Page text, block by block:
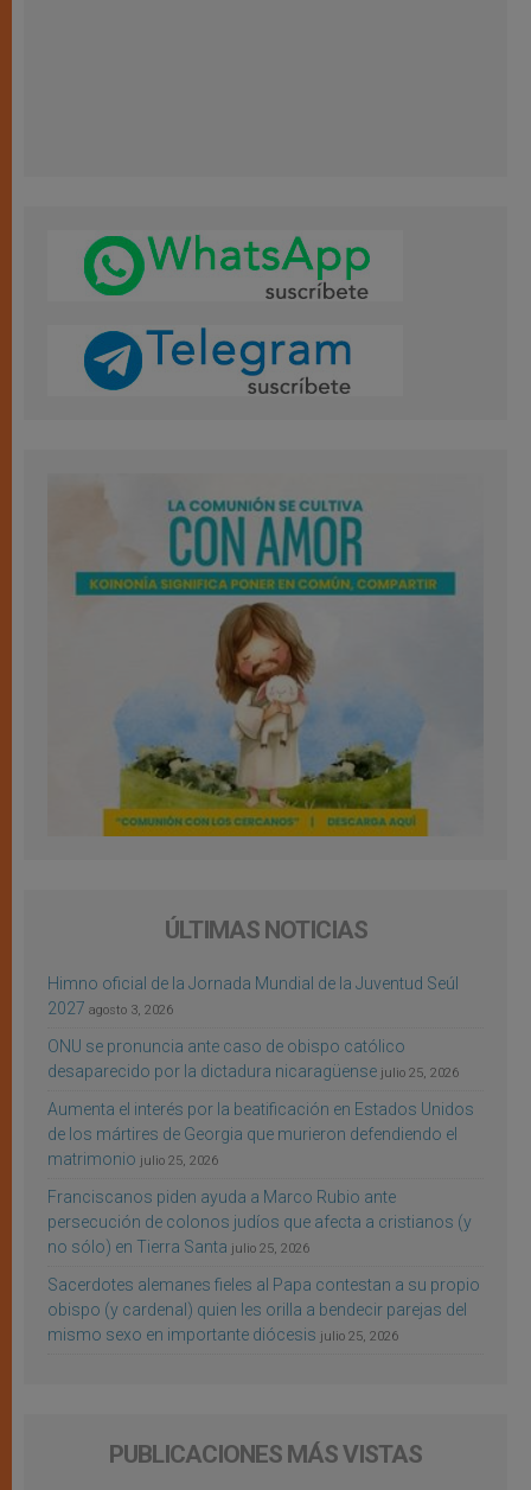
ÚLTIMAS NOTICIAS
Himno oficial de la Jornada Mundial de la Juventud Seúl
2027 agosto 3, 2026
ONU se pronuncia ante caso de obispo católico
desaparecido por la dictadura nicaragüense julio 25, 2026
Aumenta el interés por la beatificación en Estados Unidos
de los mártires de Georgia que murieron defendiendo el
matrimonio julio 25, 2026
Franciscanos piden ayuda a Marco Rubio ante
persecución de colonos judíos que afecta a cristianos (y
no sólo) en Tierra Santa julio 25, 2026
Sacerdotes alemanes fieles al Papa contestan a su propio
obispo (y cardenal) quien les orilla a bendecir parejas del
mismo sexo en importante diócesis julio 25, 2026
PUBLICACIONES MÁS VISTAS